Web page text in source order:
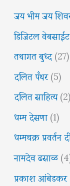
जय भीम जय
डिजिटल वेबसाईट
तथागत बुध्द(27)
दलित पँथर(5)
दलित साहित्य(2)
धम्म देसणा(1)
धम्मचक्र प्रवर्तन
नामदेव ढसाळ
प्रकाश आंबेडकर